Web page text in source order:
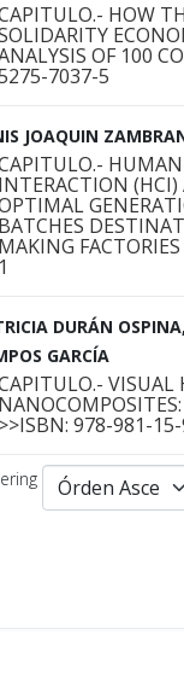
HOW
OF 100
7037-5
JOAQUIN
INTERACTION (HCI)
BATCHES
MAKING
1
DURÁN
GARCÍA
VISUAL
>>ISBN: 978-981-